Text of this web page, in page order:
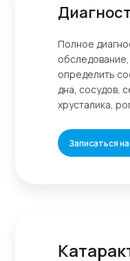
Полное
определить
дна, сосудов,
хрусталика,
Записаться